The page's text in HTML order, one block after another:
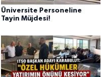
Üniversite Personeline
Tayin Müjdesi!